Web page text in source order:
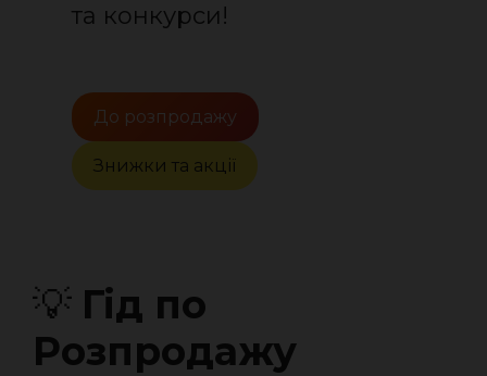
та конкурси!
До розпродажу
Знижки та акції
💡 Гід по
Розпродажу